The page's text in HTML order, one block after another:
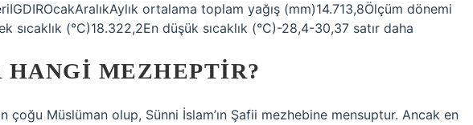
ortalama toplam yağış (mm)14.713,8Ölçüm dönemi
sıcaklık (°C)18.322,2En düşük sıcaklık (°C)-28,4-30,37 satır daha
HANGI MEZHEPTIR?
çoğu Müslüman olup, Sünni İslam’ın Şafii mezhebine mensuptur. Ancak en